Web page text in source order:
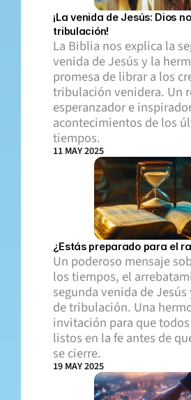
¡La venida de Jesús: Dios
tribulación!
La Biblia nos explica la
venida de Jesús y la
promesa de librar a los
tribulación venidera. Un
esperanzador e
acontecimientos de los
tiempos.
11 MAY 2025
¿Estás preparado para el
Un poderoso mensaje
los tiempos, el
segunda venida de
de tribulación. Una
invitación para que
listos en la fe antes de
se cierre.
19 MAY 2025